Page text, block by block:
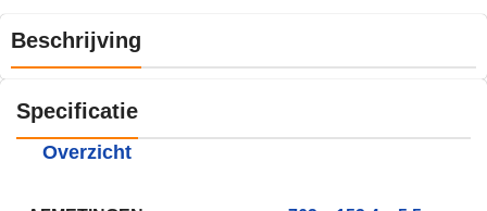
Beschrijving
Specificatie
Overzicht